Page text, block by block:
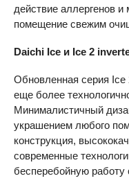
действие аллергенов и
помещение свежим
Daichi Ice и Iсе 2
Обновленная серия Ice
еще более
Минималистичный
украшением любого
конструкция,
современные
бесперебойную работу